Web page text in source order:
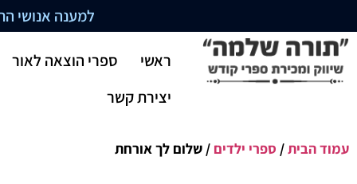
למענה אנושי התקשרו
ראשי
ספרי הוצאה לאור
יצירת קשר
עמוד הבית/ ספרי ילדים / שלום לך אורחת